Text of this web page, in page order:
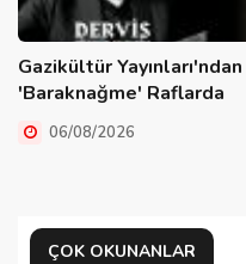
Gazikültür
'Baraknağme' Raflarda
06/08/2026
ÇOK OKUNANLAR